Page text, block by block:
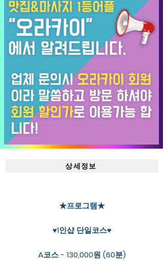
상세정보
★프로그램★
♥1인샵 단일코스♥
A코스 - 130,000원 (60분)